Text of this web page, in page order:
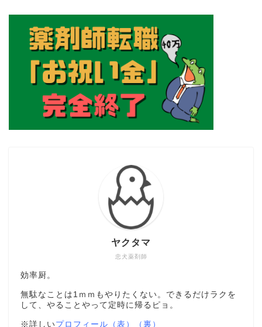
忠犬薬剤師
ヤクタマ
効率厨。
無駄なことは1ｍｍもやりたくない。できるだけラクを
して、やることやって定時に帰るピョ。
※詳しいプロフィール（表） （裏）